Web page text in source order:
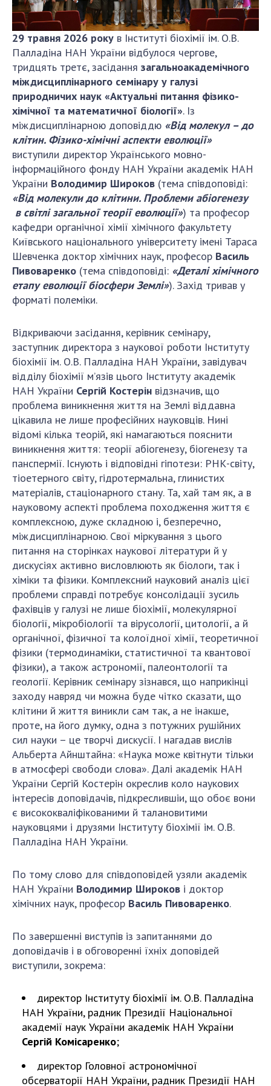
ДІЯЛЬНІСТЬ
Засідання Президії НАН України
Сесії Загальних зборів НАН України
Річні звіти НАН України
Річні фінансові звіти НАН України
Наукові публікації та видавнича діяльність
Охорона прав інтелектуальної власності та
трансфер технологій в наукових установах
Наукові об'єкти, що становлять національне
надбання
Центри колективного користування
науковими приладами НАН України
Оцінювання ефективності діяльності
наукових установ
Конкурси наукових досліджень НАН України
Відкрита наука в НАН України
Підготовка наукових кадрів
Робота з молоддю
МІЖНАРОДНЕ СПІВРОБІТНИЦТВО
Членство в міжнародних організаціях
Міжнародні угоди
Міжнародні програми та конкурси
ДОКУМЕНТИ
Нормативні акти НАН України
Державний бюджет НАН України
Вибори до складу НАН України
Бланки документів
НОВИНИ
ЗАСІДАННЯ ПРЕЗИДІЇ НАН УКРАЇНИ
НАУКОВІ ВИДАННЯ
МЕДІА ПРО НАС
АКАДЕМІЯ КОМЕНТУЄ
КОНТАКТИ
ПРОФСПІЛКА НАН УКРАЇНИ
КАБІНЕТ
29 травня 2026 року в Інституті біохімії ім. О.В.
Палладіна НАН України відбулося чергове,
тридцять третє, засідання загальноакадемічного
міждисциплінарного семінару у галузі
природничих наук «Актуальні питання фізико-
хімічної та математичної біології». Із
міждисциплінарною доповіддю «Від молекул – до
клітин. Фізико-хімічні аспекти еволюції»
виступили директор Українського мовно-
інформаційного фонду НАН України академік НАН
України Володимир Широков (тема співдоповіді:
«Від молекули до клітини. Проблеми абіогенезу
в світлі загальної теорії еволюції») та професор
кафедри органічної хімії хімічного факультету
Київського національного університету імені Тараса
Шевченка доктор хімічних наук, професор Василь
Пивоваренко (тема співдоповіді: «Деталі хімічного
етапу еволюції біосфери Землі»). Захід тривав у
форматі полеміки.
Відкриваючи засідання, керівник семінару,
заступник директора з наукової роботи Інституту
біохімії ім. О.В. Палладіна НАН України, завідувач
відділу біохімії м’язів цього Інституту академік
НАН України Сергій Костерін відзначив, що
проблема виникнення життя на Землі віддавна
цікавила не лише професійних науковців. Нині
відомі кілька теорій, які намагаються пояснити
виникнення життя: теорії абіогенезу, біогенезу та
панспермії. Існують і відповідні гіпотези: РНК-світу,
тіоетерного світу, гідротермальна, глинистих
матеріалів, стаціонарного стану. Та, хай там як, а в
науковому аспекті проблема походження життя є
комплексною, дуже складною і, безперечно,
міждисциплінарною. Свої міркування з цього
питання на сторінках наукової літератури й у
дискусіях активно висловлюють як біологи, так і
хіміки та фізики. Комплексний науковий аналіз цієї
проблеми справді потребує консолідації зусиль
фахівців у галузі не лише біохімії, молекулярної
біології, мікробіології та вірусології, цитології, а й
органічної, фізичної та колоїдної хімії, теоретичної
фізики (термодинаміки, статистичної та квантової
фізики), а також астрономії, палеонтології та
геології. Керівник семінару зізнався, що наприкінці
заходу навряд чи можна буде чітко сказати, що
клітини й життя виникли сам так, а не інакше,
проте, на його думку, одна з потужних рушійних
сил науки – це творчі дискусії. І нагадав вислів
Альберта Айнштайна: «Наука може квітнути тільки
в атмосфері свободи слова». Далі академік НАН
України Сергій Костерін окреслив коло наукових
інтересів доповідачів, підкреслившіи, що обоє вони
є висококваліфікованими й талановитими
науковцями і друзями Інституту біохімії ім. О.В.
Палладіна НАН України.
По тому слово для співдоповідей узяли академік
НАН України Володимир Широков і доктор
хімічних наук, професор Василь Пивоваренко.
По завершенні виступів із запитаннями до
доповідачів і в обговоренні їхніх доповідей
виступили, зокрема:
директор Інституту біохімії ім. О.В. Палладіна
НАН України, радник Президії Національної
академії наук України академік НАН України
Сергій Комісаренко;
директор Головної астрономічної
обсерваторії НАН України, радник Президії НАН